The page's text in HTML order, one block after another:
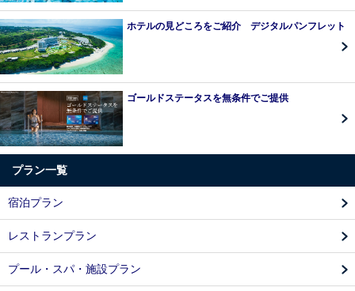
ホテルの見どころをご紹介 デジタルパンフレット
ゴールドステータスを無条件でご提供
プラン一覧
宿泊プラン
レストランプラン
プール・スパ・施設プラン